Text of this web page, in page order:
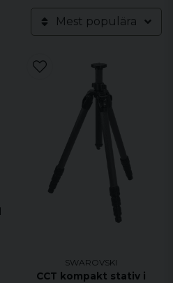
Mest populära
SWAROVSKI
CCT kompakt stativ i